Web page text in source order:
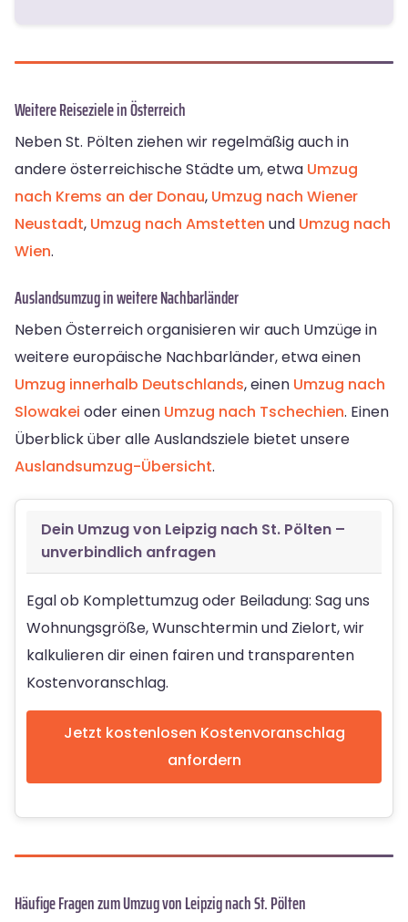
Weitere Reiseziele in Österreich
Neben St. Pölten ziehen wir regelmäßig auch in
andere österreichische Städte um, etwa Umzug
nach Krems an der Donau, Umzug nach Wiener
Neustadt, Umzug nach Amstetten und Umzug nach
Wien.
Auslandsumzug in weitere Nachbarländer
Neben Österreich organisieren wir auch Umzüge in
weitere europäische Nachbarländer, etwa einen
Umzug innerhalb Deutschlands, einen Umzug nach
Slowakei oder einen Umzug nach Tschechien. Einen
Überblick über alle Auslandsziele bietet unsere
Auslandsumzug-Übersicht.
Dein Umzug von Leipzig nach St. Pölten –
unverbindlich anfragen
Egal ob Komplettumzug oder Beiladung: Sag uns
Wohnungsgröße, Wunschtermin und Zielort, wir
kalkulieren dir einen fairen und transparenten
Kostenvoranschlag.
Jetzt kostenlosen Kostenvoranschlag
anfordern
Häufige Fragen zum Umzug von Leipzig nach St. Pölten